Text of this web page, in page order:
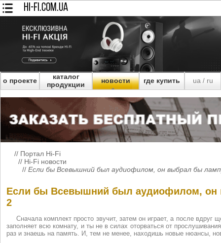
HI-FI.COM.UA
о проекте
каталог
продукции
новости где купить ua/ ru
// Портал Hi-Fi
// Hi-Fi новости
// Если бы Всевышний был аудиофилом, он выбрал бы
Если бы Всевышний был аудиофилом, он
2
Сначала комплект просто звучит, затем он играет, а после
заполняет всю комнату, и ты не в силах оторваться от
раз и знаешь на память. И, тем не менее, находишь новые нюансы,